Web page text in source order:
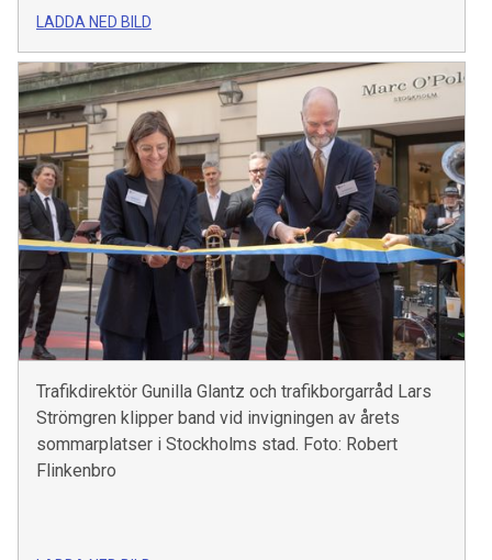
LADDA NED BILD
Trafikdirektör Gunilla Glantz och trafikborgarråd Lars
Strömgren klipper band vid invigningen av årets
sommarplatser i Stockholms stad. Foto: Robert
Flinkenbro